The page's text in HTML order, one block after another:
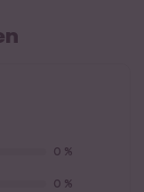
0 %
0 %